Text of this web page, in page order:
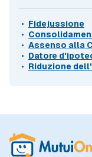
Fidejussione
Assenso alla
Datore
Riduzione